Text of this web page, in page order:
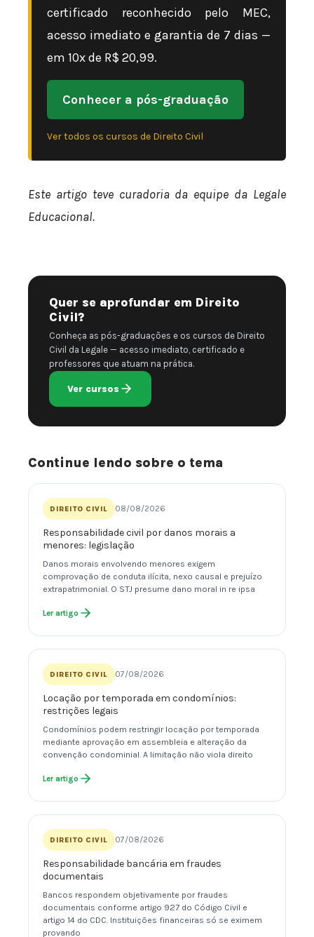
certificado reconhecido pelo MEC,
acesso imediato e garantia de 7 dias —
em 10x de R$ 20,99.
Conhecer a pós-graduação
Ver todos os cursos de Direito Civil
Este artigo teve curadoria da equipe da Legale
Educacional.
Quer se aprofundar em Direito
Civil?
Conheça as pós-graduações e os cursos de Direito
Civil da Legale — acesso imediato, certificado e
professores que atuam na prática.
Ver cursos
Continue lendo sobre o tema
DIREITO CIVIL 08/08/2026
Responsabilidade civil por danos morais a
menores: legislação
Danos morais envolvendo menores exigem
comprovação de conduta ilícita, nexo causal e prejuízo
extrapatrimonial. O STJ presume dano moral in re ipsa
Ler artigo
DIREITO CIVIL 07/08/2026
Locação por temporada em condomínios:
restrições legais
Condomínios podem restringir locação por temporada
mediante aprovação em assembleia e alteração da
convenção condominial. A limitação não viola direito
Ler artigo
DIREITO CIVIL 07/08/2026
Responsabilidade bancária em fraudes
documentais
Bancos respondem objetivamente por fraudes
documentais conforme artigo 927 do Código Civil e
artigo 14 do CDC. Instituições financeiras só se eximem
provando